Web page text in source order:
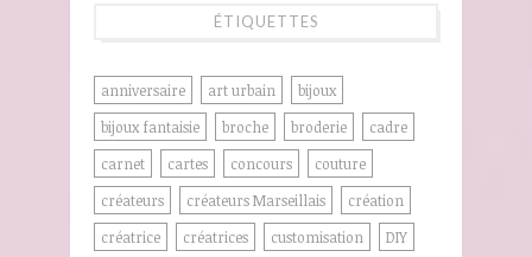
ÉTIQUETTES
anniversaire art urbain
bijoux
bijoux fantaisie
broche broderie
cadre
carnet
cartes concours
couture
créateurs
créateurs Marseillais
création
créatrice
créatrices customisation
DIY